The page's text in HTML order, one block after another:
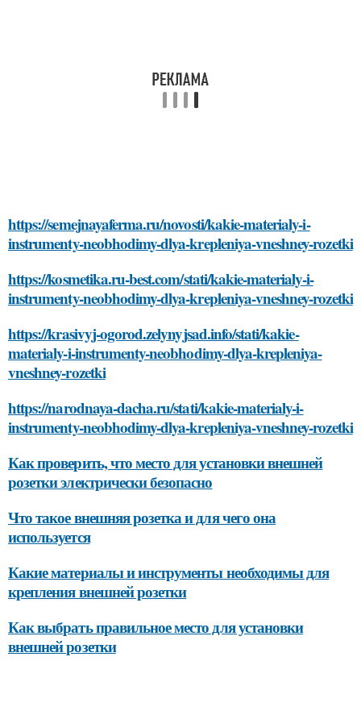
https://semejnayaferma.ru/novosti/kakie-materialy-i-
instrumenty-neobhodimy-dlya-krepleniya-vneshney-rozetki
https://kosmetika.ru-best.com/stati/kakie-materialy-i-
instrumenty-neobhodimy-dlya-krepleniya-vneshney-rozetki
https://krasivyj-ogorod.zelynyjsad.info/stati/kakie-
materialy-i-instrumenty-neobhodimy-dlya-krepleniya-
vneshney-rozetki
https://narodnaya-dacha.ru/stati/kakie-materialy-i-
instrumenty-neobhodimy-dlya-krepleniya-vneshney-rozetki
Как проверить, что место для установки внешней
розетки электрически безопасно
Что такое внешняя розетка и для чего она
используется
Какие материалы и инструменты необходимы для
крепления внешней розетки
Как выбрать правильное место для установки
внешней розетки